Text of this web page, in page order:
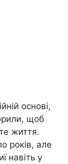
основі,
щоб
життя.
років, але
навіть у